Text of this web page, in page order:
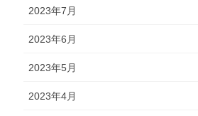
2023年7月
2023年6月
2023年5月
2023年4月